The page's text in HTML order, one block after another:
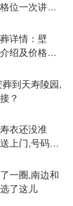
位一次讲清
详情：壁
绍及价格参
到天寿陵园,
？
衣还没准
上门,号码我
一圈,南边和
了这儿